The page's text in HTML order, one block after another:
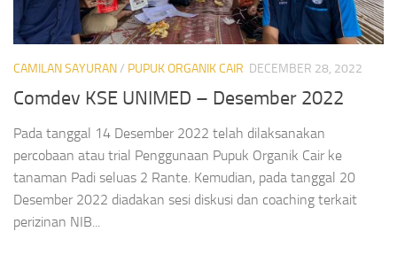
CAMILAN SAYURAN/ PUPUK ORGANIK CAIR DECEMBER 28, 2022
Comdev KSE UNIMED – Desember 2022
Pada tanggal 14 Desember 2022 telah dilaksanakan
percobaan atau trial Penggunaan Pupuk Organik Cair ke
tanaman Padi seluas 2 Rante. Kemudian, pada tanggal 20
Desember 2022 diadakan sesi diskusi dan coaching terkait
perizinan NIB...